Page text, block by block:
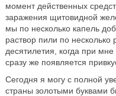
момент действенных
заражения щитовидной
мы по несколько капель
раствор пили по
десятилетия, когда при
сразу же появляется
Сегодня я могу с полной
страны золотыми буквами